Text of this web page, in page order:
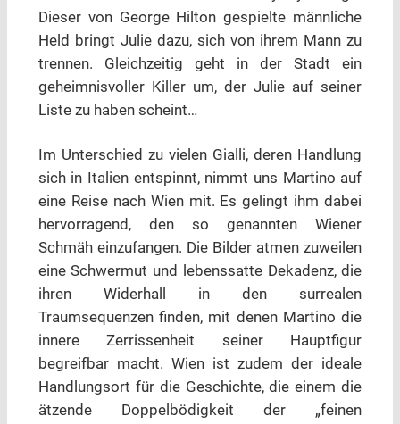
Dieser von George Hilton gespielte männliche
Held bringt Julie dazu, sich von ihrem Mann zu
trennen. Gleichzeitig geht in der Stadt ein
geheimnisvoller Killer um, der Julie auf seiner
Liste zu haben scheint…
Im Unterschied zu vielen Gialli, deren Handlung
sich in Italien entspinnt, nimmt uns Martino auf
eine Reise nach Wien mit. Es gelingt ihm dabei
hervorragend, den so genannten Wiener
Schmäh einzufangen. Die Bilder atmen zuweilen
eine Schwermut und lebenssatte Dekadenz, die
ihren Widerhall in den surrealen
Traumsequenzen finden, mit denen Martino die
innere Zerrissenheit seiner Hauptfigur
begreifbar macht. Wien ist zudem der ideale
Handlungsort für die Geschichte, die einem die
ätzende Doppelbödigkeit der „feinen